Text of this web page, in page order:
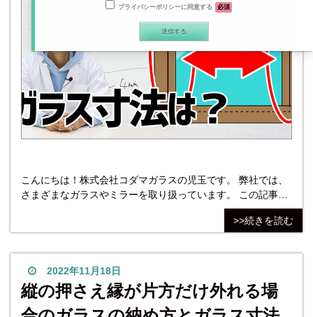
こんにちは！株式会社コダマガラスの児玉です。 弊社では、
さまざまなガラスやミラーを取り扱っています。 この記事で
は縦の押縁が両方外れる場合のガラスの納め方や、ガラス寸
法の算出方法を解説します。 動画でも解説していますので、
スの納め方や寸法の決め方を解説！ ガラスを四方枠にはめ込
み、押さえ縁で固定する方法には、さまざまな種類がありま
す。 押
>>続きを読む
2022年11月18日
縦の押さえ縁が片方だけ外れる場
プライバシーポリシーに同意する
必須